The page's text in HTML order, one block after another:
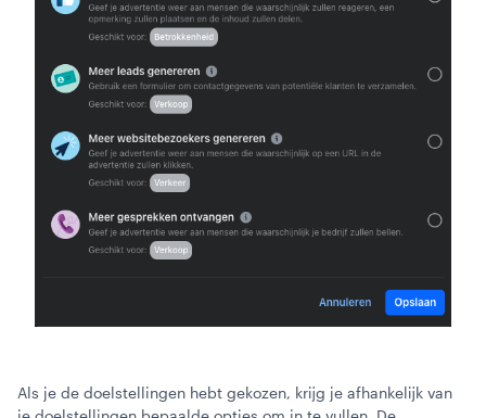
Als je de doelstellingen hebt gekozen, krijg je afhankelijk van